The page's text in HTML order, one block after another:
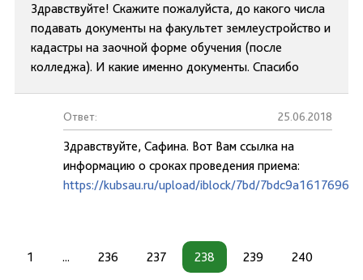
Здравствуйте! Скажите пожалуйста, до какого числа
подавать документы на факультет землеустройство и
кадастры на заочной форме обучения (после
колледжа). И какие именно документы. Спасибо
Ответ: 25.06.2018
Здравствуйте, Сафина. Вот Вам ссылка на
информацию о сроках проведения приема:
https://kubsau.ru/upload/iblock/7bd/
1 ... 236 237 238 239 240